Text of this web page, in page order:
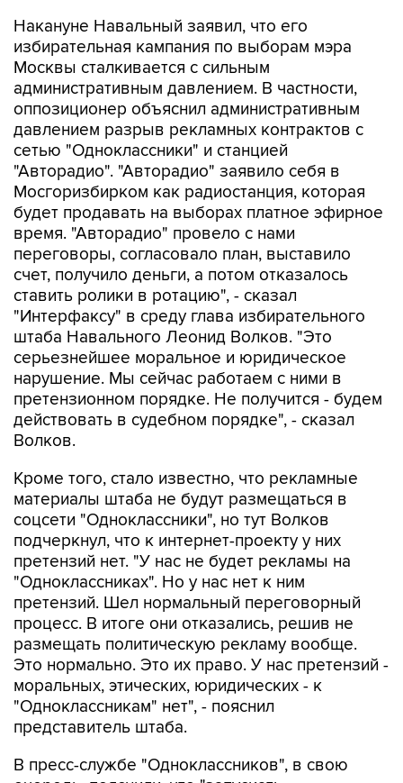
Накануне Навальный заявил, что его
избирательная кампания по выборам мэра
Москвы сталкивается с сильным
административным давлением. В частности,
оппозиционер объяснил административным
давлением разрыв рекламных контрактов с
сетью "Одноклассники" и станцией
"Авторадио". "Авторадио" заявило себя в
Мосгоризбирком как радиостанция, которая
будет продавать на выборах платное эфирное
время. "Авторадио" провело с нами
переговоры, согласовало план, выставило
счет, получило деньги, а потом отказалось
ставить ролики в ротацию", - сказал
"Интерфаксу" в среду глава избирательного
штаба Навального Леонид Волков. "Это
серьезнейшее моральное и юридическое
нарушение. Мы сейчас работаем с ними в
претензионном порядке. Не получится - будем
действовать в судебном порядке", - сказал
Волков.
Кроме того, стало известно, что рекламные
материалы штаба не будут размещаться в
соцсети "Одноклассники", но тут Волков
подчеркнул, что к интернет-проекту у них
претензий нет. "У нас не будет рекламы на
"Одноклассниках". Но у нас нет к ним
претензий. Шел нормальный переговорный
процесс. В итоге они отказались, решив не
размещать политическую рекламу вообще.
Это нормально. Это их право. У нас претензий -
моральных, этических, юридических - к
"Одноклассникам" нет", - пояснил
представитель штаба.
В пресс-службе "Одноклассников", в свою